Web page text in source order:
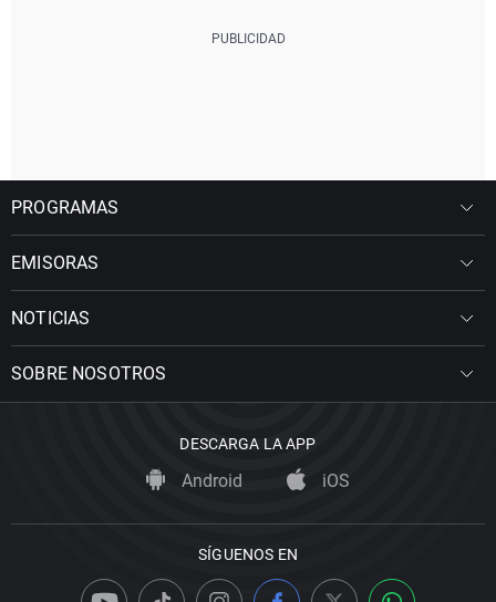
PROGRAMAS
EMISORAS
NOTICIAS
SOBRE NOSOTROS
DESCARGA LA APP
Android iOS
SÍGUENOS EN